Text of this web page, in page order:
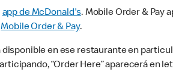
app de McDonald's. Mobile Order & Pay
Mobile Order & Pay.
en ese restaurante en
“Order Here” aparecerá en